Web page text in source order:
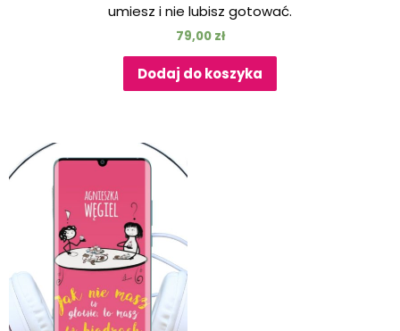
umiesz i nie lubisz gotować.
79,00 zł
Dodaj do koszyka